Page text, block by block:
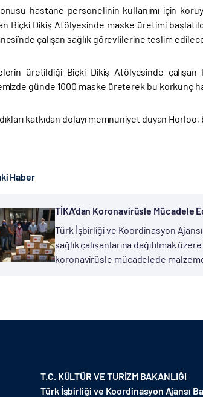
hastane personelinin kullanımı için
Biçki Dikiş Atölyesinde maske üretimi
çalışan sağlık görevlilerine teslim
üretildiği Biçki Dikiş Atölyesinde çalışan
günde 1000 maske üreterek bu korkunç
katkıdan dolayı memnuniyet duyan
Haber
​TİKA’dan Koronavirüsle Mücadele
Türk İşbirliği ve Koordinasyon
sağlık çalışanlarına dağıtılmak
koronavirüsle mücadelede malzeme
T.C. KÜLTÜR VE TURİZM BAKANLIĞI
Türk İşbirliği ve Koordinasyon Ajansı